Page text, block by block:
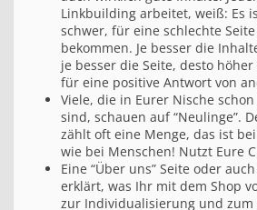
Linkbuilding arbeitet, weiß: Es
schwer, für eine schlechte
bekommen. Je besser die
je besser die Seite, desto
für eine positive Antwort von
Viele, die in Eurer Nische
sind, schauen auf “Neulinge”.
zählt oft eine Menge, das ist
wie bei Menschen! Nutzt Eure
Eine “Über uns” Seite oder
erklärt, was Ihr mit dem Shop
zur Individualisierung und zum